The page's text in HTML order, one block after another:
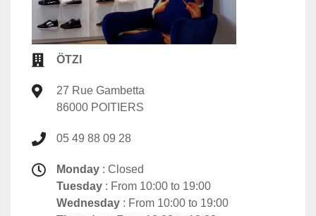
ÖTZI
27 Rue Gambetta
86000 POITIERS
05 49 88 09 28
Monday : Closed
Tuesday : From 10:00 to 19:00
Wednesday : From 10:00 to 19:00